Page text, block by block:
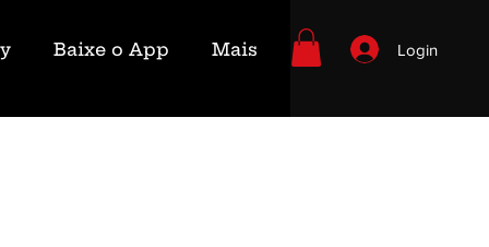
Baixe o App Mais Login